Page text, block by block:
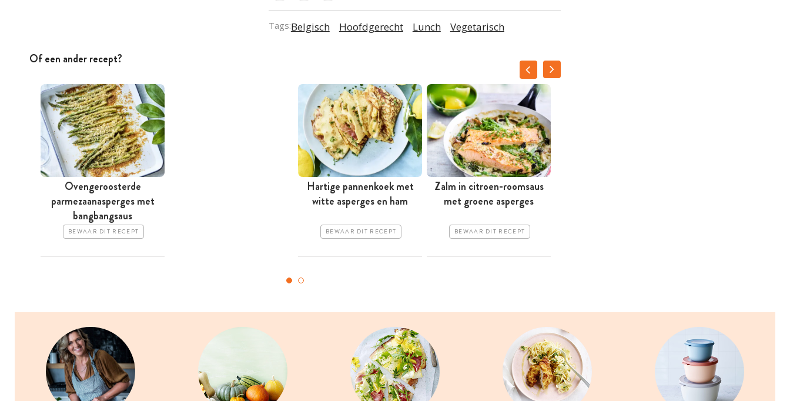
Tags:Belgisch Hoofdgerecht Lunch Vegetarisch
Of een ander recept?
Ovengeroosterde
parmezaanasperges met
bangbangsaus
BEWAAR DIT RECEPT
Hartige pannenkoek met
witte asperges en ham
BEWAAR DIT RECEPT
Zalm in citroen-roomsaus
met groene asperges
BEWAAR DIT RECEPT